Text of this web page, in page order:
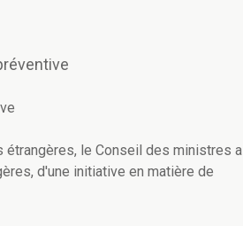
le Conseil des ministres a
d'une initiative en matière de